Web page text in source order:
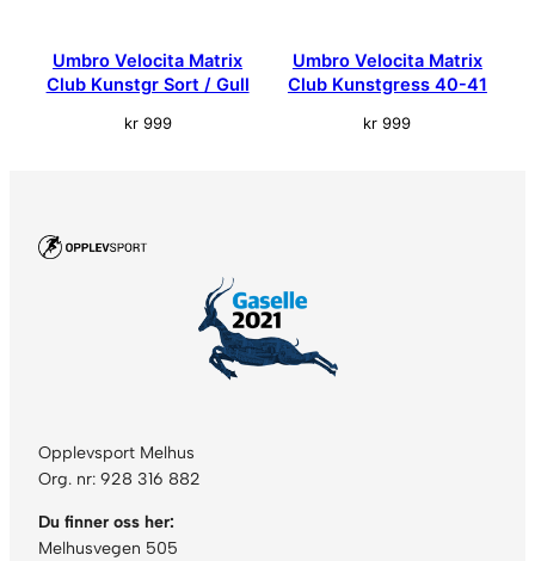
Umbro Velocita Matrix
Club Kunstgr Sort / Gull
kr999
Umbro Velocita Matrix
Club Kunstgress 40-41
kr 999
Opplevsport Melhus
Org. nr: 928 316 882
Du finner oss her:
Melhusvegen 505